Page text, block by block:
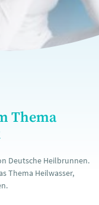
Thema
Deutsche Heilbrunnen.
Thema Heilwasser,